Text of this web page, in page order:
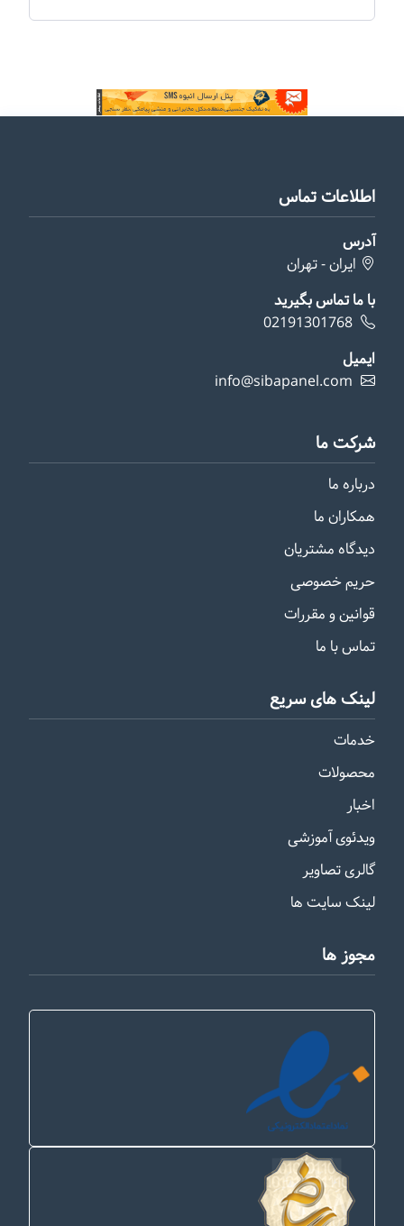
اطلاعات تماس
آدرس
ایران - تهران
با ما تماس بگیرید
02191301768
ایمیل
info@sibapanel.com
شرکت ما
درباره ما
همکاران ما
دیدگاه مشتریان
حریم خصوصی
قوانین و مقررات
تماس با ما
لینک های سریع
خدمات
محصولات
اخبار
ویدئوی آموزشی
گالری تصاویر
لینک سایت ها
مجوز ها